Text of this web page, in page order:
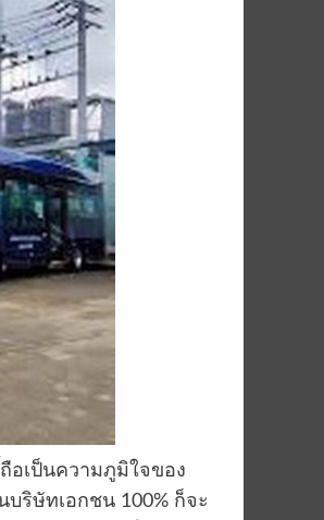
อเป็นความภูมิใจของ
ริษัทเอกชน 100% ก็จะ